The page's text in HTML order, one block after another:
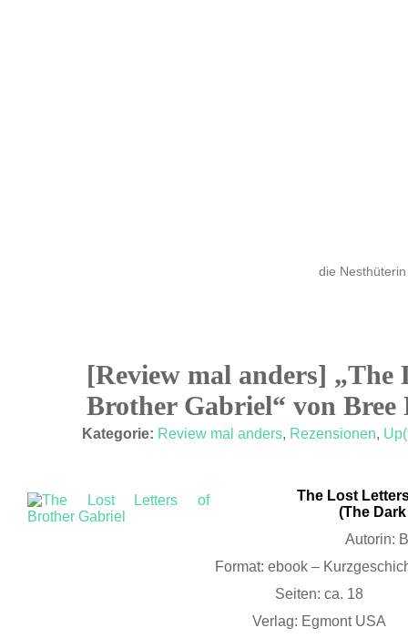
die Nesthüterin
[Review mal anders] „The
Brother Gabriel“ von Bree
Kategorie: Review mal anders, Rezensionen,
The Lost
(The
Autorin:
Format: ebook –
Seiten: ca. 18
Verlag: Egmont USA